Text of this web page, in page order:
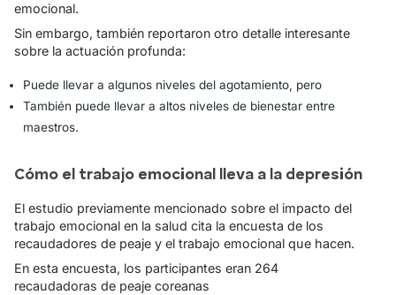
emocional.
Sin embargo, también reportaron otro detalle interesante
sobre la actuación profunda:
Puede llevar a algunos niveles del agotamiento, pero
También puede llevar a altos niveles de bienestar entre
maestros.
Cómo el trabajo emocional lleva a la depresión
El estudio previamente mencionado sobre el impacto del
trabajo emocional en la salud cita la encuesta de los
recaudadores de peaje y el trabajo emocional que hacen.
En esta encuesta, los participantes eran 264
recaudadoras de peaje coreanas